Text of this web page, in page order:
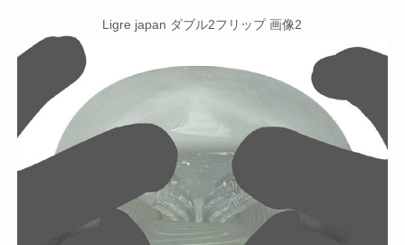
Ligre japan ダブル2フリップ 画像2